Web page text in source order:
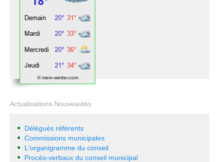
© mein-wetter.com
Actualisations Nouveautés
Délégués référents
Commissions municipales
L'organigramme du conseil
Procès-verbaux du conseil municipal